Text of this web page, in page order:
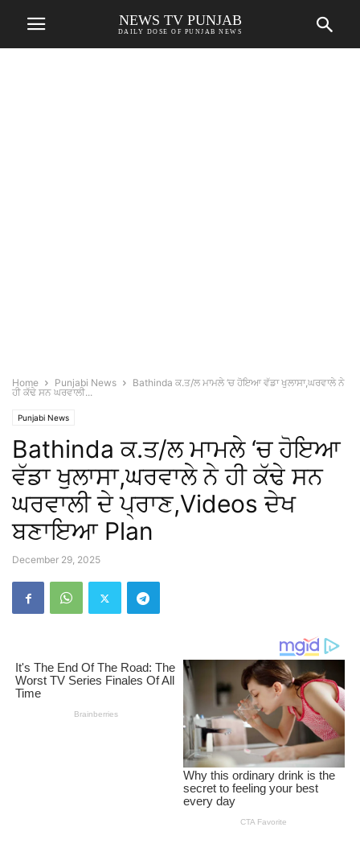
NEWS TV PUNJAB
DAILY DOSE OF PUNJAB NEWS
Home Punjabi News
Bathinda ਕ.ਤ/ਲ ਮਾਮਲੇ ‘ਚ ਹੋਇਆ ਵੱਡਾ ਖੁਲਾਸਾ,ਘਰਵਾਲੇ ਨੇ
ਹੀ ਕੱਢੇ ਸਨ ਘਰਵਾਲੀ...
Punjabi News
Bathinda ਕ.ਤ/ਲ ਮਾਮਲੇ ‘ਚ ਹੋਇਆ
ਵੱਡਾ ਖੁਲਾਸਾ,ਘਰਵਾਲੇ ਨੇ ਹੀ ਕੱਢੇ ਸਨ
ਘਰਵਾਲੀ ਦੇ ਪ੍ਰਾਣ,Videos ਦੇਖ
ਬਣਾਇਆ Plan
December 29, 2025